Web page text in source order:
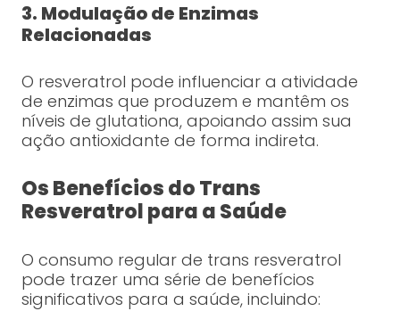
3. Modulação de Enzimas
Relacionadas
O resveratrol pode influenciar a atividade
de enzimas que produzem e mantêm os
níveis de glutationa, apoiando assim sua
ação antioxidante de forma indireta.
Os Benefícios do Trans
Resveratrol para a Saúde
O consumo regular de trans resveratrol
pode trazer uma série de benefícios
significativos para a saúde, incluindo: